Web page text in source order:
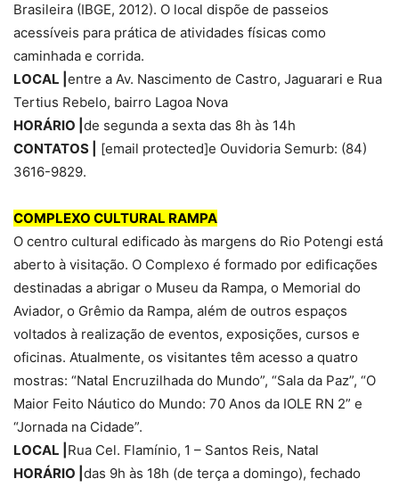
Brasileira (IBGE, 2012). O local dispõe de passeios
acessíveis para prática de atividades físicas como
caminhada e corrida.
LOCAL | entre a Av. Nascimento de Castro, Jaguarari e Rua
Tertius Rebelo, bairro Lagoa Nova
HORÁRIO | de segunda a sexta das 8h às 14h
CONTATOS |
[email protected]e Ouvidoria Semurb: (84)
3616-9829.
COMPLEXO CULTURAL RAMPA
O centro cultural edificado às margens do Rio Potengi está
aberto à visitação. O Complexo é formado por edificações
destinadas a abrigar o Museu da Rampa, o Memorial do
Aviador, o Grêmio da Rampa, além de outros espaços
voltados à realização de eventos, exposições, cursos e
oficinas. Atualmente, os visitantes têm acesso a quatro
mostras: “Natal Encruzilhada do Mundo”, “Sala da Paz”, “O
Maior Feito Náutico do Mundo: 70 Anos da IOLE RN 2” e
“Jornada na Cidade”.
LOCAL | Rua Cel. Flamínio, 1 – Santos Reis, Natal
HORÁRIO | das 9h às 18h (de terça a domingo), fechado